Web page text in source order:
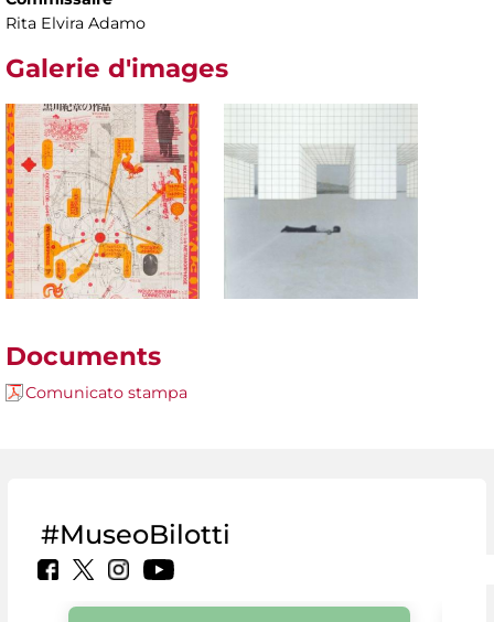
Rita Elvira Adamo
Galerie d'images
Documents
Comunicato stampa
#MuseoBilotti